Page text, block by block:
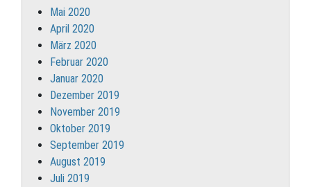
Mai 2020
April 2020
März 2020
Februar 2020
Januar 2020
Dezember 2019
November 2019
Oktober 2019
September 2019
August 2019
Juli 2019